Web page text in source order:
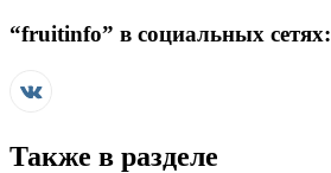
“fruitinfo” в социальных сетях:
Также в разделе